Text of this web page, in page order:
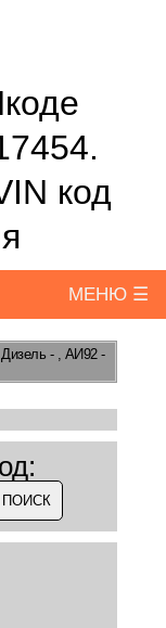
код
МЕНЮ ☰
- , АИ92 -